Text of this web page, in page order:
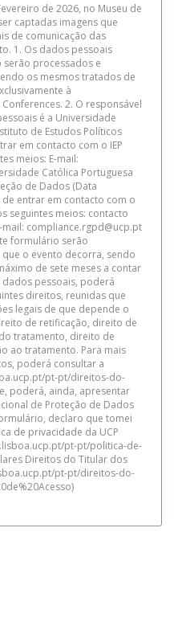
de 2026, no Museu de
captadas imagens que
de comunicação das
1. Os dados pessoais
processados e
os mesmos tratados de
à
2. O responsável
é a Universidade
de Estudos Políticos
em contacto com o IEP
meios: E-mail:
Católica Portuguesa
de Dados (Data
entrar em contacto com o
seguintes meios: contacto
mail: compliance.rgpd@ucp.pt
formulário serão
o evento decorra, sendo
de sete meses a contar
pessoais, poderá
direitos, reunidas que
legais de que depende o
de retificação, direito de
tratamento, direito de
ao tratamento. Para mais
poderá consultar a
pt-pt/direitos-do-
poderá, ainda, apresentar
de Proteção de Dados
declaro que tomei
de privacidade da UCP
pt-pt/politica-de-
Direitos do Titular dos
pt-pt/direitos-do-